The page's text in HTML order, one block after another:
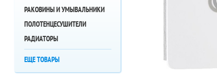
РАКОВИНЫ И УМЫВАЛЬНИКИ
ПОЛОТЕНЦЕСУШИТЕЛИ
РАДИАТОРЫ
ЕЩЕ ТОВАРЫ